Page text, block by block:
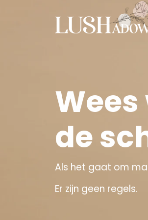
de
Als het gaat om
Er zijn geen regels.